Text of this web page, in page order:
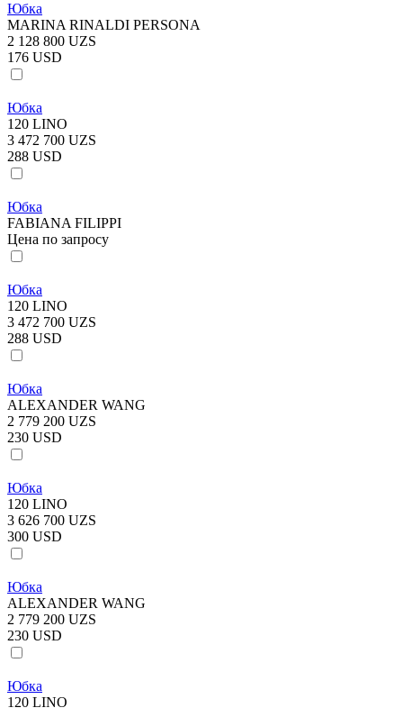
Юбка
MARINA RINALDI PERSONA
2 128 800 UZS
176 USD
Юбка
120 LINO
3 472 700 UZS
288 USD
Юбка
FABIANA FILIPPI
Цена по запросу
Юбка
120 LINO
3 472 700 UZS
288 USD
Юбка
ALEXANDER WANG
2 779 200 UZS
230 USD
Юбка
120 LINO
3 626 700 UZS
300 USD
Юбка
ALEXANDER WANG
2 779 200 UZS
230 USD
Юбка
120 LINO